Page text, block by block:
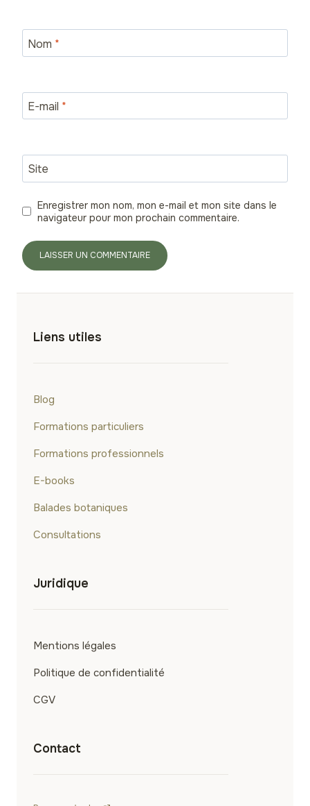
Nom *
E-mail *
Site
Enregistrer mon nom, mon e-mail et mon site dans le
navigateur pour mon prochain commentaire.
Liens utiles
Blog
Formations particuliers
Formations professionnels
E-books
Balades botaniques
Consultations
Juridique
Mentions légales
Politique de confidentialité
CGV
Contact